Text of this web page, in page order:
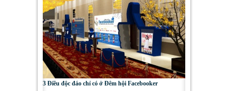
3 Điều độc đáo chỉ có ở Đêm hội Facebooker